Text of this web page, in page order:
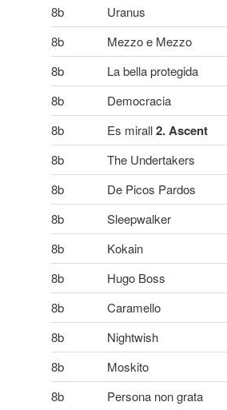
8b
Uranus
8b
Mezzo e Mezzo
8b
La bella protegida
8b
Democracia
8b
Es mirall2. Ascent
8b
The Undertakers
8b
De Picos Pardos
8b
Sleepwalker
8b
Kokain
8b
Hugo Boss
8b
Caramello
8b
Nightwish
8b
Moskito
8b
Persona non grata